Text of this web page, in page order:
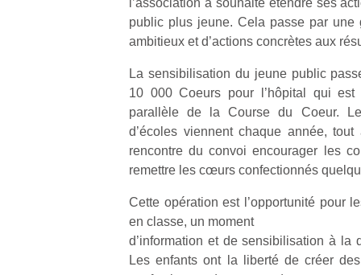
l’association a souhaité étendre ses
public plus jeune. Cela passe par une
ambitieux et d’actions concrètes aux
La sensibilisation du jeune public
10 000 Coeurs pour l’hôpital qui
parallèle de la Course du Coeur.
d’écoles viennent chaque année,
rencontre du convoi encourager les
remettre les cœurs confectionnés
Cette opération est l’opportunité pour
en classe, un moment
d’information et de sensibilisation à la
Les enfants ont la liberté de créer
à
…